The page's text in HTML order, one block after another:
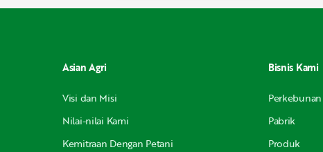
Asian Agri
Visi dan Misi
Nilai-nilai Kami
Kemitraan Dengan Petani
Bisnis Kami
Perkebunan
Pabrik
Produk